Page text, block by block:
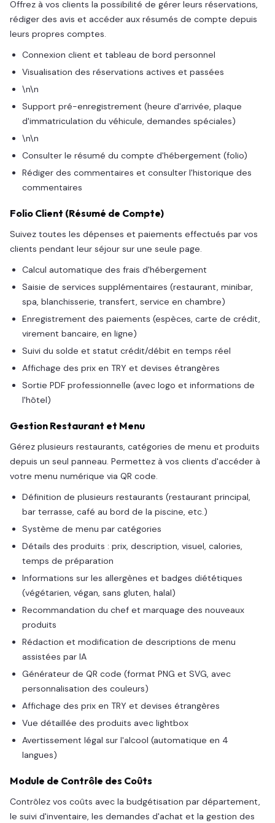
Offrez à vos clients la possibilité de gérer leurs réservations,
rédiger des avis et accéder aux résumés de compte depuis
leurs propres comptes.
Connexion client et tableau de bord personnel
Visualisation des réservations actives et passées
\n\n
Support pré-enregistrement (heure d'arrivée, plaque
d'immatriculation du véhicule, demandes spéciales)
\n\n
Consulter le résumé du compte d'hébergement (folio)
Rédiger des commentaires et consulter l'historique des
commentaires
Folio Client (Résumé de Compte)
Suivez toutes les dépenses et paiements effectués par vos
clients pendant leur séjour sur une seule page.
Calcul automatique des frais d'hébergement
Saisie de services supplémentaires (restaurant, minibar,
spa, blanchisserie, transfert, service en chambre)
Enregistrement des paiements (espèces, carte de crédit,
virement bancaire, en ligne)
Suivi du solde et statut crédit/débit en temps réel
Affichage des prix en TRY et devises étrangères
Sortie PDF professionnelle (avec logo et informations de
l'hôtel)
Gestion Restaurant et Menu
Gérez plusieurs restaurants, catégories de menu et produits
depuis un seul panneau. Permettez à vos clients d'accéder à
votre menu numérique via QR code.
Définition de plusieurs restaurants (restaurant principal,
bar terrasse, café au bord de la piscine, etc.)
Système de menu par catégories
Détails des produits : prix, description, visuel, calories,
temps de préparation
Informations sur les allergènes et badges diététiques
(végétarien, végan, sans gluten, halal)
Recommandation du chef et marquage des nouveaux
produits
Rédaction et modification de descriptions de menu
assistées par IA
Générateur de QR code (format PNG et SVG, avec
personnalisation des couleurs)
Affichage des prix en TRY et devises étrangères
Vue détaillée des produits avec lightbox
Avertissement légal sur l'alcool (automatique en 4
langues)
Module de Contrôle des Coûts
Contrôlez vos coûts avec la budgétisation par département,
le suivi d'inventaire, les demandes d'achat et la gestion des